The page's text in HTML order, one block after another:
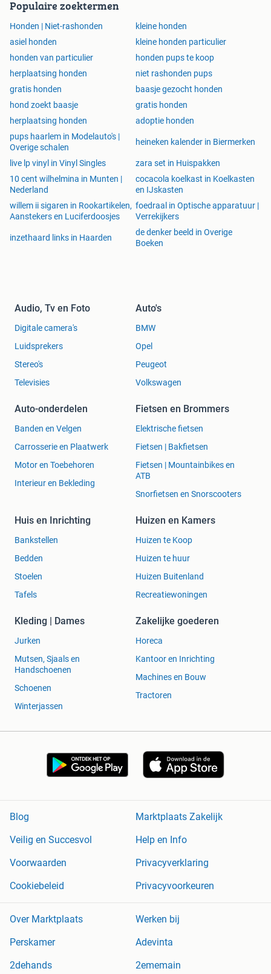
Populaire zoektermen
Honden | Niet-rashonden
kleine honden
asiel honden
kleine honden particulier
honden van particulier
honden pups te koop
herplaatsing honden
niet rashonden pups
gratis honden
baasje gezocht honden
hond zoekt baasje
gratis honden
herplaatsing honden
adoptie honden
pups haarlem in Modelauto's |
Overige schalen
heineken kalender in Biermerken
live lp vinyl in Vinyl Singles
zara set in Huispakken
10 cent wilhelmina in Munten |
Nederland
cocacola koelkast in Koelkasten
en IJskasten
willem ii sigaren in Rookartikelen,
Aanstekers en Luciferdoosjes
foedraal in Optische apparatuur |
Verrekijkers
inzethaard links in Haarden
de denker beeld in Overige
Boeken
Audio, Tv en Foto
Digitale camera's
Luidsprekers
Stereo's
Televisies
Auto's
BMW
Opel
Peugeot
Volkswagen
Auto-onderdelen
Banden en Velgen
Carrosserie en Plaatwerk
Motor en Toebehoren
Interieur en Bekleding
Fietsen en Brommers
Elektrische fietsen
Fietsen | Bakfietsen
Fietsen | Mountainbikes en
ATB
Snorfietsen en Snorscooters
Huis en Inrichting
Bankstellen
Bedden
Stoelen
Tafels
Huizen en Kamers
Huizen te Koop
Huizen te huur
Huizen Buitenland
Recreatiewoningen
Kleding | Dames
Jurken
Mutsen, Sjaals en
Handschoenen
Schoenen
Winterjassen
Zakelijke goederen
Horeca
Kantoor en Inrichting
Machines en Bouw
Tractoren
Blog
Marktplaats Zakelijk
Veilig en Succesvol
Help en Info
Voorwaarden
Privacyverklaring
Cookiebeleid
Privacyvoorkeuren
Over Marktplaats
Werken bij
Perskamer
Adevinta
2dehands
2ememain